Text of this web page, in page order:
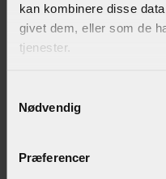
kan kombinere disse
givet dem, eller som de
tjenester.
Nødvendig
Præferencer